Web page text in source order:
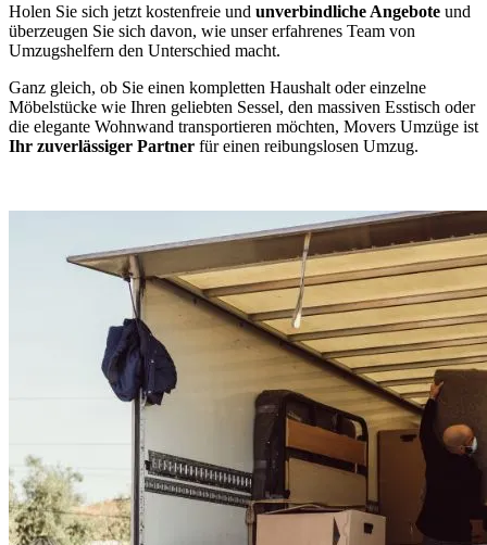
Holen Sie sich jetzt kostenfreie und unverbindliche Angebote und
überzeugen Sie sich davon, wie unser erfahrenes Team von
Umzugshelfern den Unterschied macht.
Ganz gleich, ob Sie einen kompletten Haushalt oder einzelne
Möbelstücke wie Ihren geliebten Sessel, den massiven Esstisch oder
die elegante Wohnwand transportieren möchten, Movers Umzüge ist
Ihr zuverlässiger Partner für einen reibungslosen Umzug.